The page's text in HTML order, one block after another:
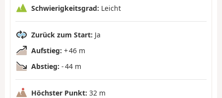
Schwierigkeitsgrad: Leicht
Zurück zum Start: Ja
Aufstieg: + 46 m
Abstieg: - 44 m
Höchster Punkt: 32 m